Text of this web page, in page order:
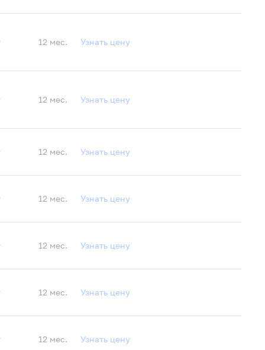
12 мес. Узнать цену
12 мес. Узнать цену
12 мес. Узнать цену
12 мес. Узнать цену
12 мес. Узнать цену
12 мес. Узнать цену
12 мес. Узнать цену